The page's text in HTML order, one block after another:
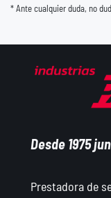
* Ante cualquier duda, no
Desde 1975
Prestadora de